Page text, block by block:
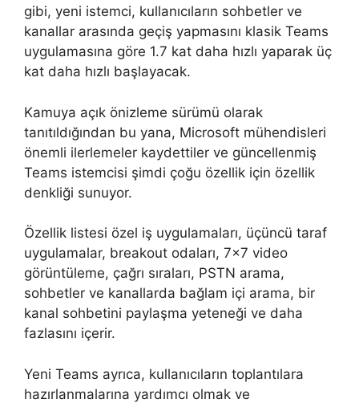
gibi, yeni istemci, kullanıcıların sohbetler ve
kanallar arasında geçiş yapmasını klasik Teams
uygulamasına göre 1.7 kat daha hızlı yaparak üç
kat daha hızlı başlayacak.
Kamuya açık önizleme sürümü olarak
tanıtıldığından bu yana, Microsoft mühendisleri
önemli ilerlemeler kaydettiler ve güncellenmiş
Teams istemcisi şimdi çoğu özellik için özellik
denkliği sunuyor.
Özellik listesi özel iş uygulamaları, üçüncü taraf
uygulamalar, breakout odaları, 7×7 video
görüntüleme, çağrı sıraları, PSTN arama,
sohbetler ve kanallarda bağlam içi arama, bir
kanal sohbetini paylaşma yeteneği ve daha
fazlasını içerir.
Yeni Teams ayrıca, kullanıcıların toplantılara
hazırlanmalarına yardımcı olmak ve